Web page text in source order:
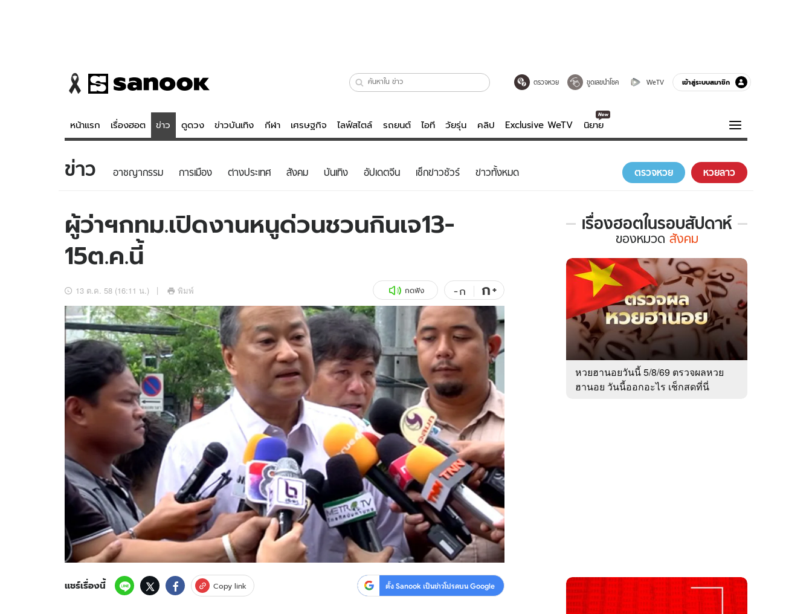
ตรวจหวย ขูดเลขนำโชค WeTV เข้าสู่ระบบสมาชิก
หน้าแรก เรื่องฮอต ข่าว ดูดวง ข่าวบันเทิง กีฬา เศรษฐกิจ ไลฟ์สไตล์ รถยนต์ ไอที วัยรุ่น คลิป Exclusive WeTV นิยาย
ข่าว
ข่าวบันเทิง
ข่าวกีฬา
ข่าวเศรษฐกิจ
อัปเดตจีน
เช็กข่าวชัวร์
ดูดวง - ตรวจหวย
สถิติหวยไทย
ไลฟ์สไตล์
วัยรุ่น
สุขภาพ
เที่ยว-กิน
Tasteful Thailand
Sanook Choice
บันเทิงครบรส
ดูทีวี
WeTV
Exclusive WeTV
นิยาย
ความรู้รอบตัว
ฮาวทู
ดาวน์โหลดสนุกแอปฟรี ติดตามสนุกโซเชียลได้ที่
บริษัท อิมเมจ ฟิวเจอร์ (ประเทศไทย) จำกัด
ข่าว อาชญากรรม การเมือง ต่างประเทศ สังคม บันเทิง อัปเดตจีน เช็กข่าวชัวร์ ข่าวทั้งหมด ตรวจหวย หวยลาว
ผู้ว่าฯกทม.เปิดงานหนูด่วนชวนกินเจ13-
15ต.ค.นี้
13 ต.ค. 58 (16:11 น.) พิมพ์ กดฟัง -ก ก+
แชร์เรื่องนี้ Copy link ตั้ง Sanook เป็นข่าวโปรดบน Google
เรื่องฮอตในรอบสัปดาห์
เรื่อง
ใน
รอบ
สัปดาห์
หมวด
สังคม
ของหมวด สังคม
หวยฮานอยวันนี้ 5/8/69 ตรวจผลหวย
ฮานอย วันนี้ออกอะไร เช็กสดที่นี่